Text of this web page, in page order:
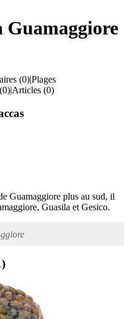
Guamaggiore
(0)|Plages
(0)|Articles (0)
Guamaggiore plus au sud, il
Guasila et Gesico.